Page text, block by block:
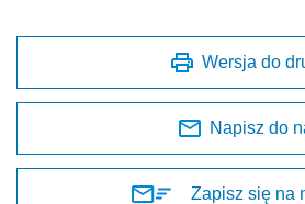
Wersja do
Napisz do
Zapisz się na